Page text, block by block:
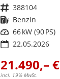
Fahrzeugnr. 388104
Kraftstoff Benzin
Leistung 66 kW (90 PS)
22.05.2026
21.490,– €
incl. 19% MwSt.